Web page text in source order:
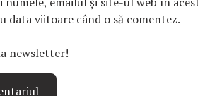
data viitoare când o să comentez.
newsletter!